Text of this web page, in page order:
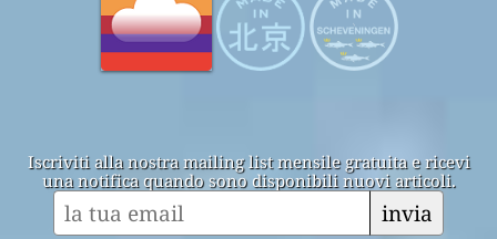
Iscriviti alla nostra mailing list mensile gratuita e ricevi
una notifica quando sono disponibili nuovi articoli.
invia